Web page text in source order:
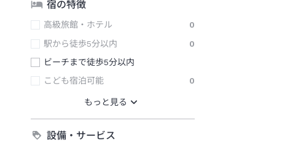
宿の特徴
高級旅館・ホテル
0
駅から徒歩5分以内
0
ビーチまで徒歩5分以内
こども宿泊可能
0
設備・サービス